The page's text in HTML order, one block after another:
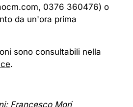
0376 360476) o
da un'ora prima
sono consultabili nella
.
Francesco Mori